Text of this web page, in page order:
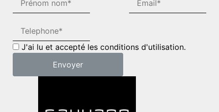
J'ai lu et accepté les conditions d'utilisation.